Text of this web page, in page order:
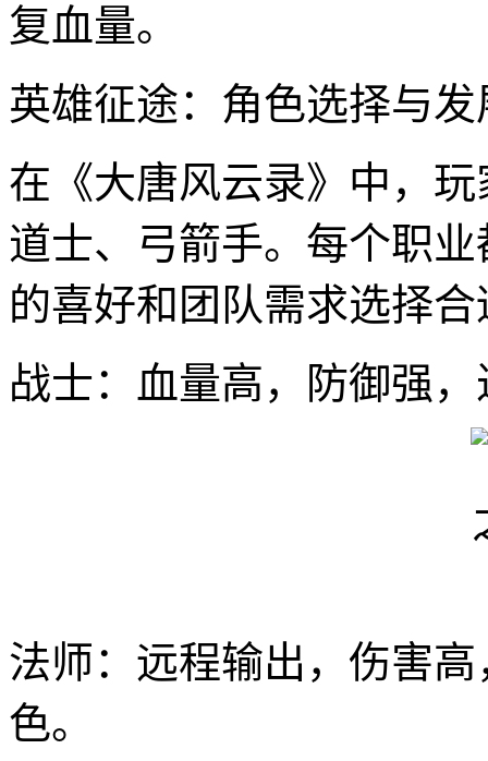
复血量。
英雄征途：角色选择与发
在《大唐风云录》中，
道士、弓箭手。每个职
的喜好和团队需求选择
战士：血量高，防御强
法师：远程输出，伤害
色。